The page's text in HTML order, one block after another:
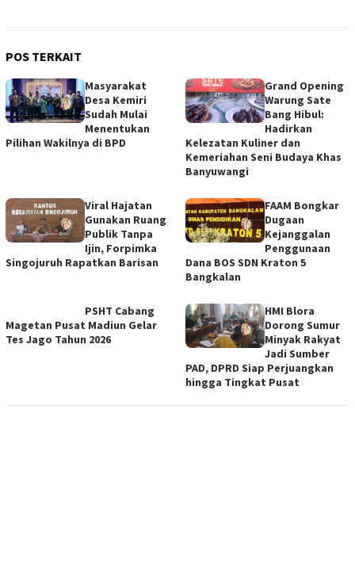
POS TERKAIT
Masyarakat
Desa Kemiri
Sudah Mulai
Menentukan
Pilihan Wakilnya di BPD
Grand Opening
Warung Sate
Bang Hibul:
Hadirkan
Kelezatan Kuliner dan
Kemeriahan Seni Budaya Khas
Banyuwangi
Viral Hajatan
Gunakan Ruang
Publik Tanpa
Ijin, Forpimka
Singojuruh Rapatkan Barisan
FAAM Bongkar
Dugaan
Kejanggalan
Penggunaan
Dana BOS SDN Kraton 5
Bangkalan
PSHT Cabang
Magetan Pusat Madiun Gelar
Tes Jago Tahun 2026
HMI Blora
Dorong Sumur
Minyak Rakyat
Jadi Sumber
PAD, DPRD Siap Perjuangkan
hingga Tingkat Pusat